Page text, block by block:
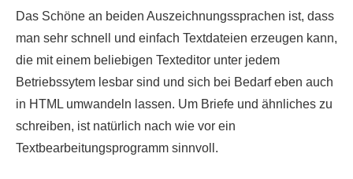
Das Schöne an beiden Auszeichnungssprachen ist, dass
man sehr schnell und einfach Textdateien erzeugen kann,
die mit einem beliebigen Texteditor unter jedem
Betriebssytem lesbar sind und sich bei Bedarf eben auch
in HTML umwandeln lassen. Um Briefe und ähnliches zu
schreiben, ist natürlich nach wie vor ein
Textbearbeitungsprogramm sinnvoll.